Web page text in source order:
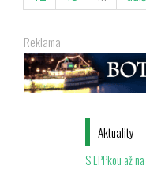
kouty
Reklama
Aktuality
S EPPkou až